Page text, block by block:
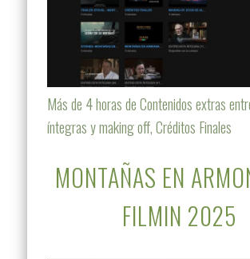
Más de 4 horas de Contenidos extras
íntegras y making off, Créditos Finales
MONTAÑAS EN
FILMIN 2025